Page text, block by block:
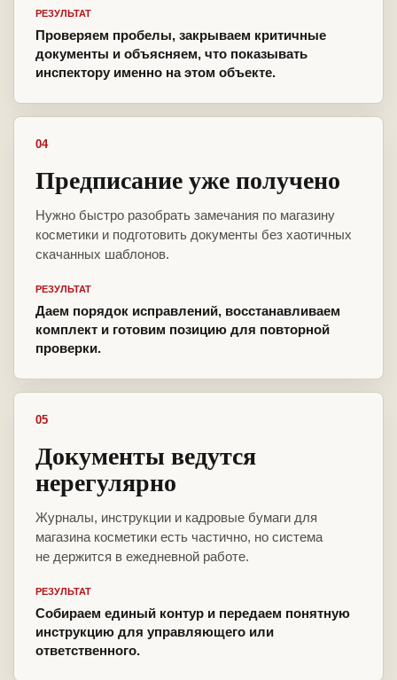
РЕЗУЛЬТАТ
Проверяем пробелы, закрываем критичные
документы и объясняем, что показывать
инспектору именно на этом объекте.
04
Предписание уже получено
Нужно быстро разобрать замечания по магазину
косметики и подготовить документы без хаотичных
скачанных шаблонов.
РЕЗУЛЬТАТ
Даем порядок исправлений, восстанавливаем
комплект и готовим позицию для повторной
проверки.
05
Документы ведутся
нерегулярно
Журналы, инструкции и кадровые бумаги для
магазина косметики есть частично, но система
не держится в ежедневной работе.
РЕЗУЛЬТАТ
Собираем единый контур и передаем понятную
инструкцию для управляющего или
ответственного.